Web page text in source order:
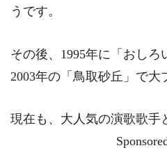
うです。
その後、1995年に「おしろ
2003年の「鳥取砂丘」で大
現在も、大人気の演歌歌手